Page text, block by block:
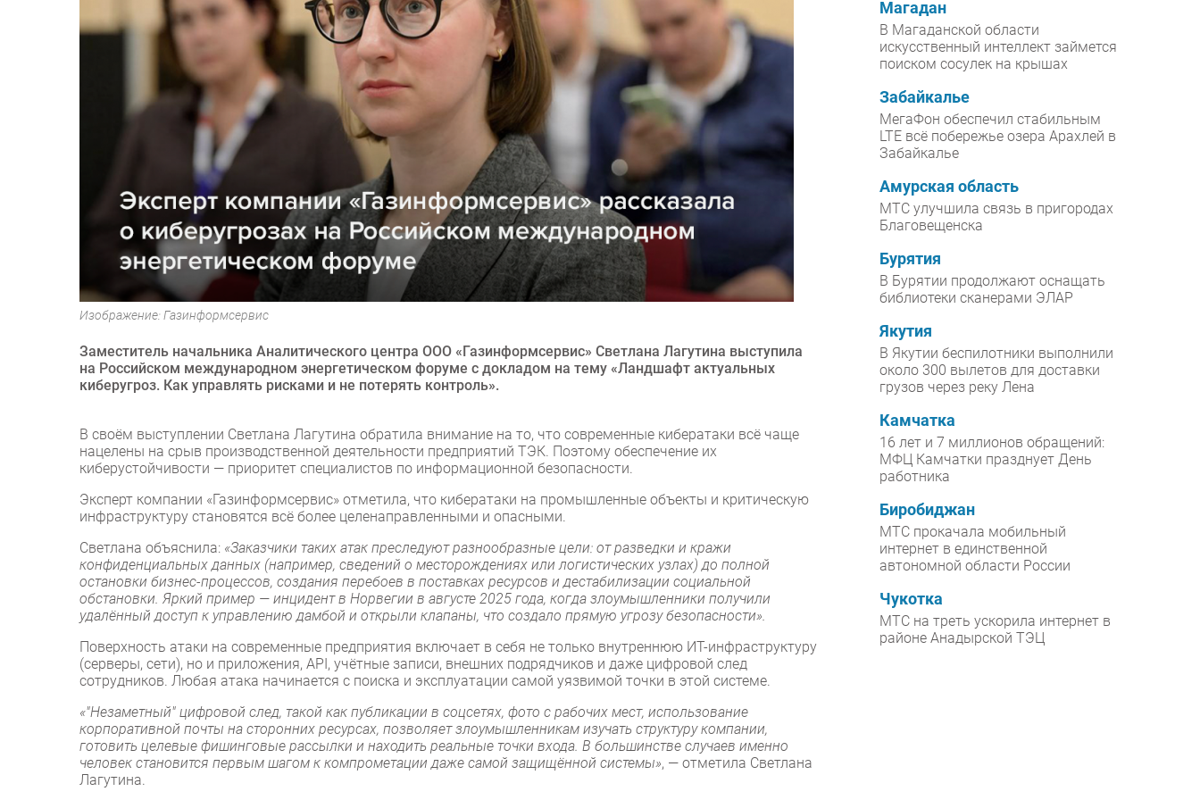
Изображение: Газинформсервис
Заместитель начальника Аналитического центра ООО «Газинформсервис» Светлана Лагутина выступила
на Российском международном энергетическом форуме с докладом на тему «Ландшафт актуальных
киберугроз. Как управлять рисками и не потерять контроль».
В своём выступлении Светлана Лагутина обратила внимание на то, что современные кибератаки всё чаще
нацелены на срыв производственной деятельности предприятий ТЭК. Поэтому обеспечение их
киберустойчивости — приоритет специалистов по информационной безопасности.
Эксперт компании «Газинформсервис» отметила, что кибератаки на промышленные объекты и критическую
инфраструктуру становятся всё более целенаправленными и опасными.
Светлана объяснила: «Заказчики таких атак преследуют разнообразные цели: от разведки и кражи
конфиденциальных данных (например, сведений о месторождениях или логистических узлах) до полной
остановки бизнес-процессов, создания перебоев в поставках ресурсов и дестабилизации социальной
обстановки. Яркий пример — инцидент в Норвегии в августе 2025 года, когда злоумышленники получили
удалённый доступ к управлению дамбой и открыли клапаны, что создало прямую угрозу безопасности».
Поверхность атаки на современные предприятия включает в себя не только внутреннюю ИТ-инфраструктуру
(серверы, сети), но и приложения, API, учётные записи, внешних подрядчиков и даже цифровой след
сотрудников. Любая атака начинается с поиска и эксплуатации самой уязвимой точки в этой системе.
«"Незаметный" цифровой след, такой как публикации в соцсетях, фото с рабочих мест, использование
корпоративной почты на сторонних ресурсах, позволяет злоумышленникам изучать структуру компании,
готовить целевые фишинговые рассылки и находить реальные точки входа. В большинстве случаев именно
человек становится первым шагом к компрометации даже самой защищённой системы», — отметила Светлана
Лагутина.
Магадан
В Магаданской области
искусственный интеллект займется
поиском сосулек на крышах
Забайкалье
МегаФон обеспечил стабильным
LTE всё побережье озера Арахлей в
Забайкалье
Амурская область
МТС улучшила связь в пригородах
Благовещенска
Бурятия
В Бурятии продолжают оснащать
библиотеки сканерами ЭЛАР
Якутия
В Якутии беспилотники выполнили
около 300 вылетов для доставки
грузов через реку Лена
Камчатка
16 лет и 7 миллионов обращений:
МФЦ Камчатки празднует День
работника
Биробиджан
МТС прокачала мобильный
интернет в единственной
автономной области России
Чукотка
МТС на треть ускорила интернет в
районе Анадырской ТЭЦ